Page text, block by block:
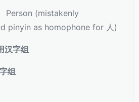
Person (mistakenly
pinyin as homophone for 人)
汉字组
组